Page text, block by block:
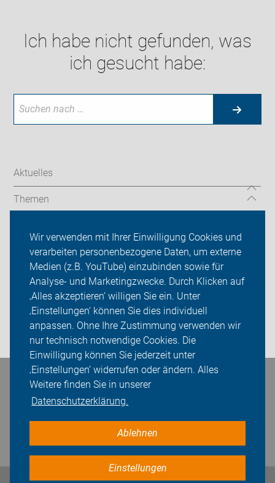
Wir verwenden mit Ihrer Einwilligung Cookies und
verarbeiten personenbezogene Daten, um externe
Medien (z.B. YouTube) einzubinden sowie für
Analyse- und Marketingzwecke. Durch Klicken auf
‚Alles akzeptieren‘ willigen Sie ein. Unter
‚Einstellungen‘ können Sie dies individuell
anpassen. Ohne Ihre Zustimmung verwenden wir
nur technisch notwendige Cookies. Die
Einwilligung können Sie jederzeit unter
‚Einstellungen‘ widerrufen oder ändern. Alles
Weitere finden Sie in unserer
Datenschutzerklärung.
Ablehnen
Einstellungen
Ich habe nicht gefunden, was
ich gesucht habe:
Aktuelles
Themen
Kreisverband Esslingen
Sei dabei
Presse
Login
Bleiben Sie in Kontakt